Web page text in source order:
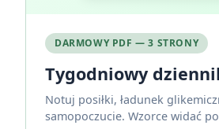
DARMOWY PDF — 3 STRONY
Tygodniowy
Notuj posiłki, ładunek
samopoczucie. Wzorce widać